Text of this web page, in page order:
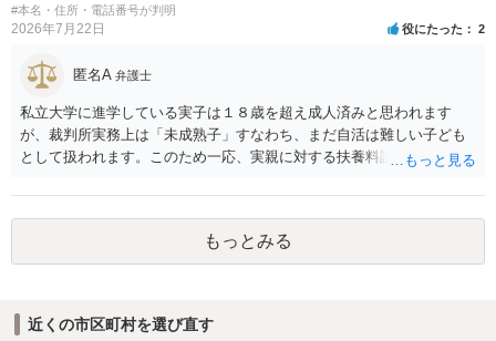
#本名・住所・電話番号が判明
2026年7月22日 役にたった 2
匿名A 弁護士
私立大学に進学している実子は１８歳を超え成人済みと思われます
が、裁判所実務上は「未成熟子」すなわち、まだ自活は難しい子ども
として扱われます。このため一応、実親に対する扶養料請求として法
者宛に養育費を支払っており、当該養育費は実子の進学費用の趣旨も
一部含まれています。また、私立大学進学について貴殿が了解したわ
けではないという事情も存在します。 こうした場合には、支払を拒ん
だとしても学費の請求が裁判所によって強制される可能性は低いとい
もっとみる
近くの市区町村を選び直す